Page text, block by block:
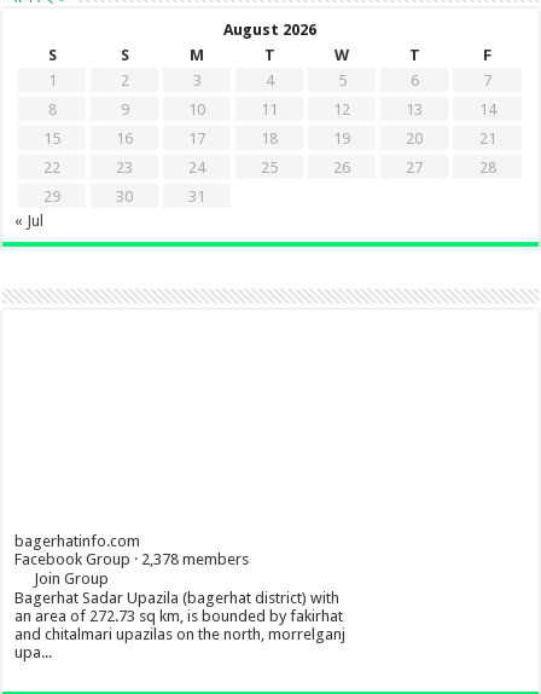
August 2026
S
S M T W T
F
1
2 3 4 5 6
7
8
9 10 11 12 13
14
15
16 17 18 19 20
21
22
23 24 25 26 27
28
29
30
31
« Jul
bagerhatinfo.com
Facebook Group · 2,378 members
Join Group
Bagerhat Sadar Upazila (bagerhat district) with
an area of 272.73 sq km, is bounded by fakirhat
and chitalmari upazilas on the north, morrelganj
upa...